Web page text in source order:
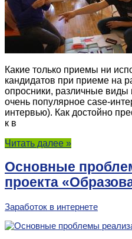
Какие только приемы ни
кандидатов при приеме на
опросники, различные виды
очень популярное case-
интервью). Как достойно
к в
Читать далее »
Основные
проекта
Заработок в интернете